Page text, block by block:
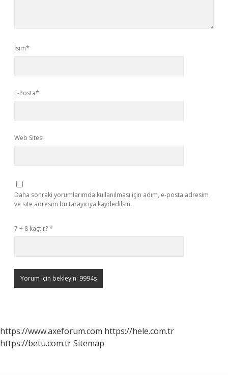
İsim*
E-Posta*
Web Sitesi
Daha sonraki yorumlarımda kullanılması için adım, e-posta adresim
ve site adresim bu tarayıcıya kaydedilsin.
7 + 8 kaçtır?*
https://www.axeforum.com https://hele.com.tr
https://betu.com.trSitemap